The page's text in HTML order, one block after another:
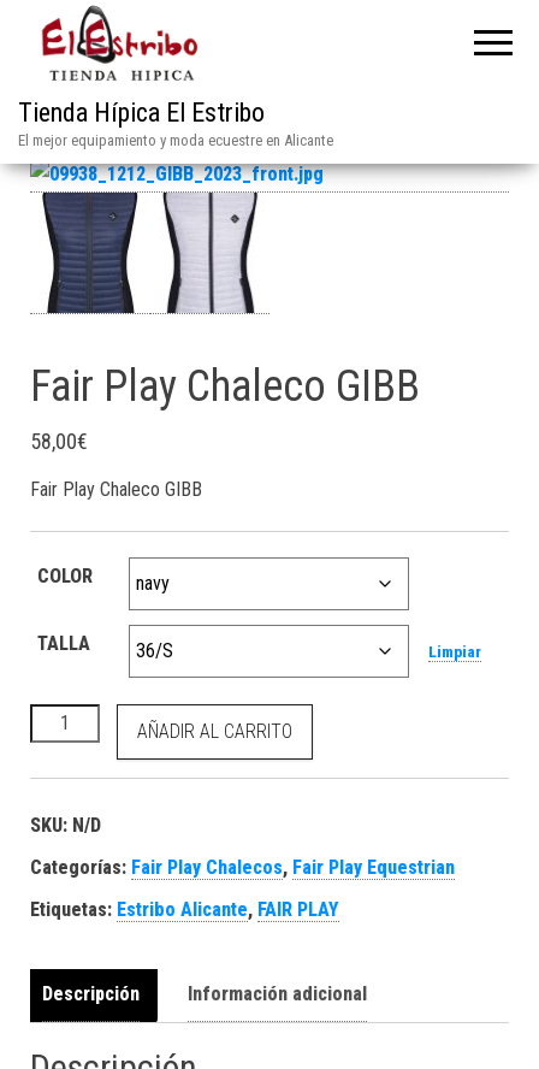
Tienda Hípica El Estribo
El mejor equipamiento y moda ecuestre en Alicante
Fair Play Chaleco GIBB
58,00€
Fair Play Chaleco GIBB
COLOR
TALLA Limpiar
Fair Play Chaleco GIBB cantidad
AÑADIR AL CARRITO
SKU: N/D
Categorías: Fair Play Chalecos, Fair Play Equestrian
Etiquetas: Estribo Alicante, FAIR PLAY
Descripción Información adicional